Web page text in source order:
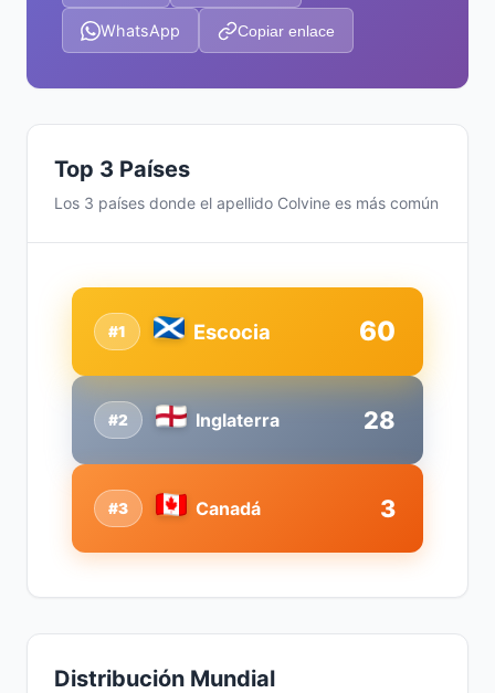
WhatsApp Copiar enlace
Top 3 Países
Los 3 países donde el apellido Colvine es más común
#2 Inglaterra 28
#1 Escocia 60
#3 Canadá 3
Distribución Mundial